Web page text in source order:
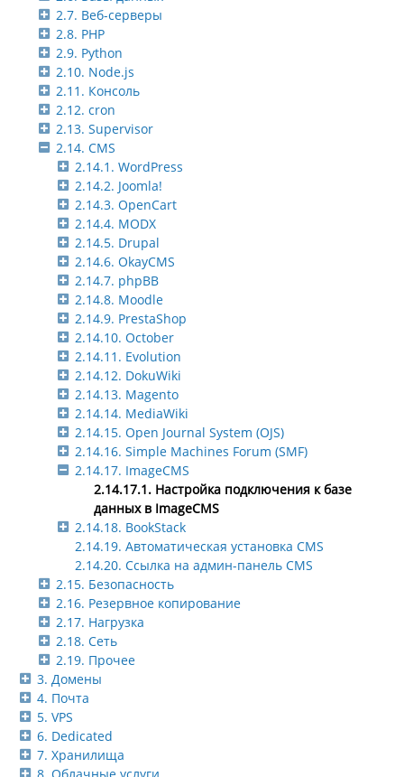
2.7. Веб-серверы
2.8. PHP
2.9. Python
2.10. Node.js
2.11. Консоль
2.12. cron
2.13. Supervisor
2.14. CMS
2.14.1. WordPress
2.14.2. Joomla!
2.14.3. OpenCart
2.14.4. MODX
2.14.5. Drupal
2.14.6. OkayCMS
2.14.7. phpBB
2.14.8. Moodle
2.14.9. PrestaShop
2.14.10. October
2.14.11. Evolution
2.14.12. DokuWiki
2.14.13. Magento
2.14.14. MediaWiki
2.14.15. Open Journal System (OJS)
2.14.16. Simple Machines Forum (SMF)
2.14.17. ImageCMS
2.14.17.1. Настройка подключения к базе
данных в ImageCMS
2.14.18. BookStack
2.14.19. Автоматическая установка CMS
2.14.20. Ссылка на админ-панель CMS
2.15. Безопасность
2.16. Резервное копирование
2.17. Нагрузка
2.18. Сеть
2.19. Прочее
3. Домены
4. Почта
5. VPS
6. Dedicated
7. Хранилища